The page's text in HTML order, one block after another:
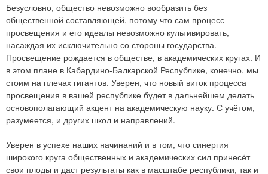
Безусловно, общество невозможно вообразить без
общественной составляющей, потому что сам процесс
просвещения и его идеалы невозможно культивировать,
насаждая их исключительно со стороны государства.
Просвещение рождается в обществе, в академических кругах. И
в этом плане в Кабардино-Балкарской Республике, конечно, мы
стоим на плечах гигантов. Уверен, что новый виток процесса
просвещения в вашей республике будет в дальнейшем делать
основополагающий акцент на академическую науку. С учётом,
разумеется, и других школ и направлений.
Уверен в успехе наших начинаний и в том, что синергия
широкого круга общественных и академических сил принесёт
свои плоды и даст результаты как в масштабе республики, так и